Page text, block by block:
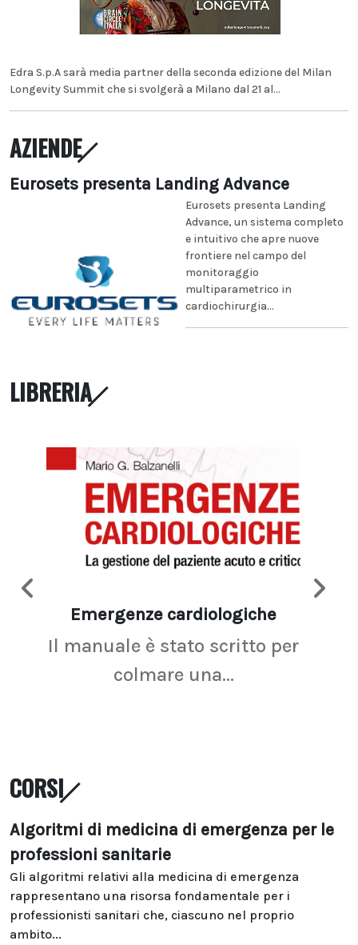
Edra S.p.A sarà media partner della seconda edizione del Milan
Longevity Summit che si svolgerà a Milano dal 21 al...
AZIENDE
Eurosets presenta Landing Advance
Eurosets presenta Landing
Advance, un sistema completo
e intuitivo che apre nuove
frontiere nel campo del
monitoraggio
multiparametrico in
cardiochirurgia...
LIBRERIA
Emergenze cardiologiche
Il manuale è stato scritto per
colmare una...
CORSI
Algoritmi di medicina di emergenza per le
professioni sanitarie
Gli algoritmi relativi alla medicina di emergenza
rappresentano una risorsa fondamentale per i
professionisti sanitari che, ciascuno nel proprio
ambito...